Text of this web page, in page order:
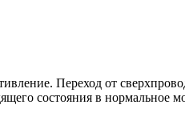
Переход от
состояния в